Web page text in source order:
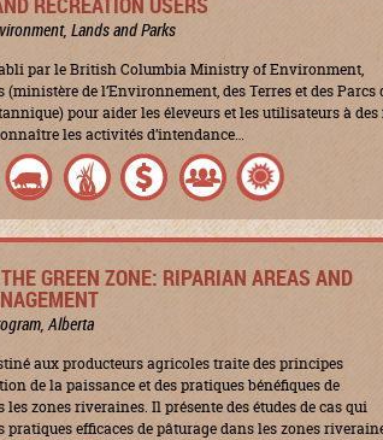
Lands and Parks
par le British Columbia Ministry of Environment,
de l’Environnement, des Terres et des Parcs
pour aider les éleveurs et les utilisateurs à des
les activités d’intendance…
GREEN ZONE: RIPARIAN AREAS AND
Alberta
aux producteurs agricoles traite des principes
de la paissance et des pratiques bénéfiques de
les zones riveraines. Il présente des études de cas qui
pratiques efficaces de pâturage dans les zones